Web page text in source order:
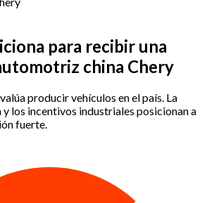
para recibir una
china Chery
producir vehículos en el país. La
los incentivos industriales posicionan a
fuerte.